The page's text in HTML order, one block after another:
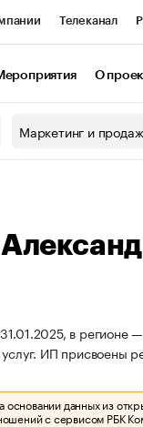
Телеканал
О
Маркетинг и
в регионе
услуг. ИП
данных из
с сервисом РБК